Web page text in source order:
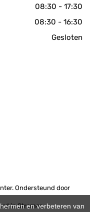
08:30 - 17:30
08:30 - 16:30
Gesloten
Ondersteund door
in Stromer,en verbeteren van